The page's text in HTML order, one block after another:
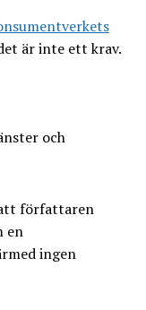
är inte ett krav.
och
författaren
en
ingen